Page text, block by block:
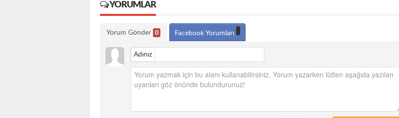
YORUMLAR
Yorum Gönder 0 Facebook Yorumları
Adınız